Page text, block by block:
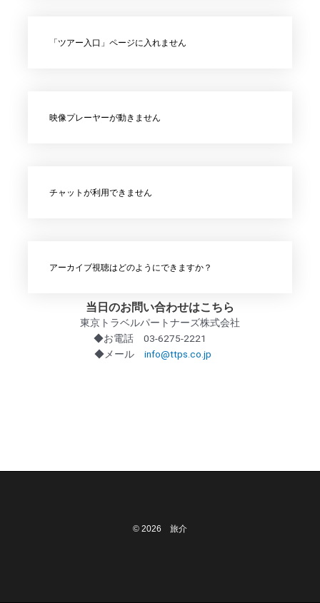
「ツアー入口」ページに入れません
映像プレーヤーが動きません
チャットが利用できません
アーカイブ視聴はどのようにできますか？
当日のお問い合わせはこちら
東京トラベルパートナーズ株式会社
◆お電話 03-6275-2221
◆メール info@ttps.co.jp
© 2026 旅介